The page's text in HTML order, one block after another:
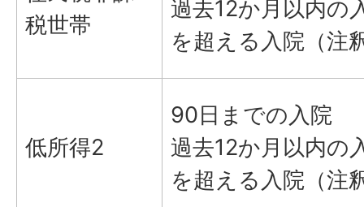
税世帯
過去12か月以内の
を超える入院（注
低所得2
90日までの入院
過去12か月以内の
を超える入院（注